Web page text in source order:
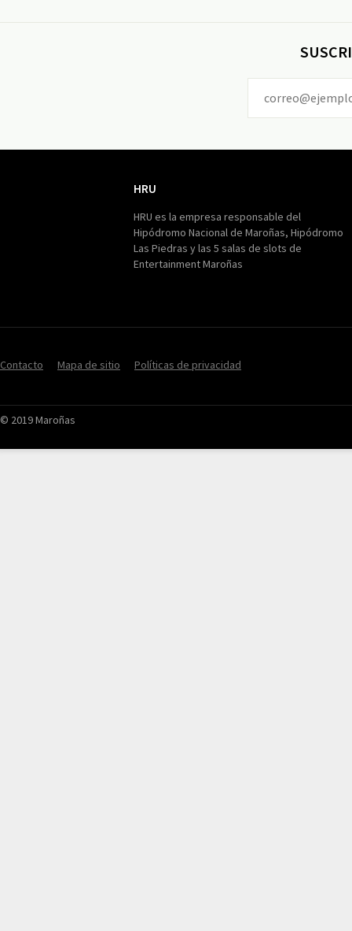
HRU
HRU es la empresa responsable del
Hipódromo Nacional de Maroñas, Hipódromo
Las Piedras y las 5 salas de slots de
Entertainment Maroñas
Contacto Mapa de sitio Políticas de privacidad
© 2019 Maroñas